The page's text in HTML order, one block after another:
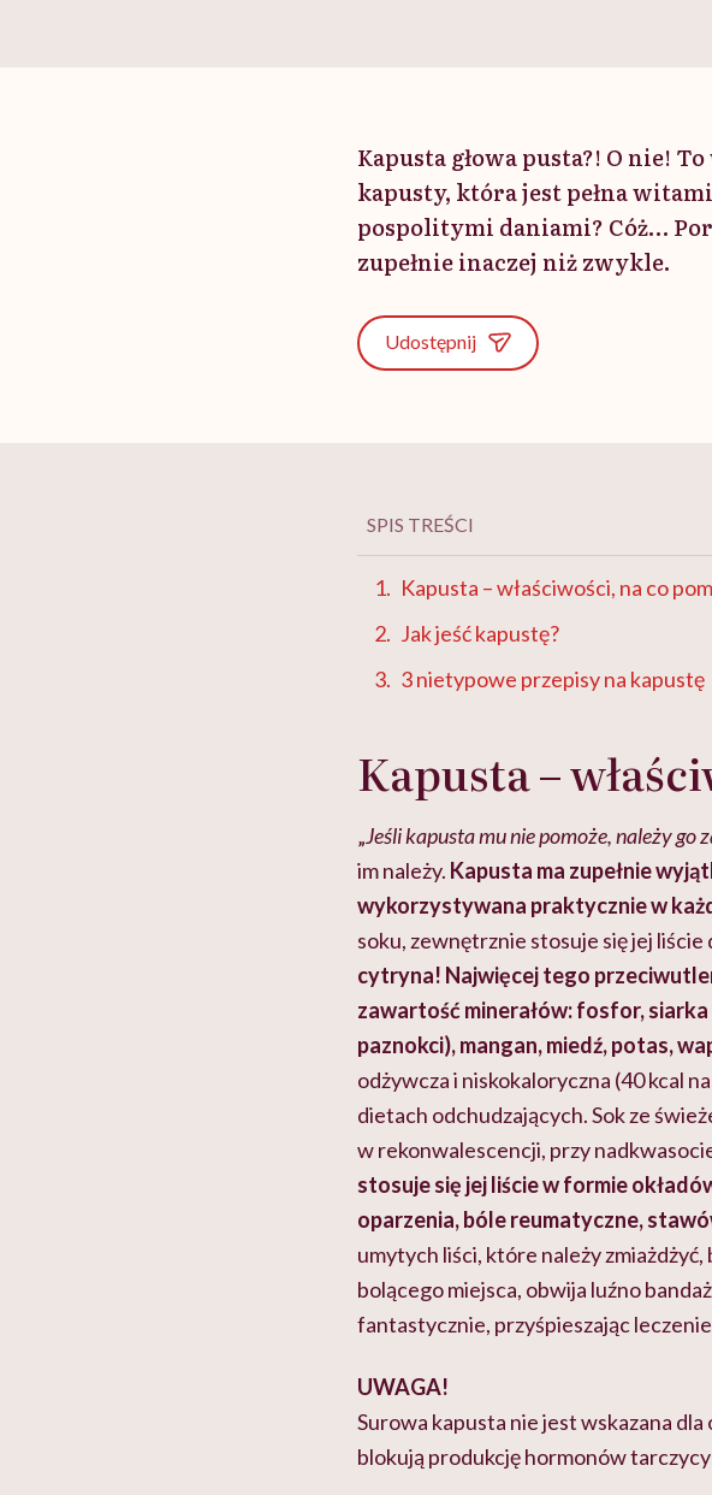
Kapusta głowa pusta?! O nie!
kapusty, która jest pełna
pospolitymi daniami? Cóż…
zupełnie inaczej niż zwykle.
Udostępnij
SPIS TREŚCI
Kapusta – właściwości, na co
Jak jeść kapustę?
3 nietypowe przepisy na kapustę
Kapusta –
„Jeśli kapusta mu nie pomoże, należy go
im należy. Kapusta ma zupełnie
wykorzystywana praktycznie w
soku, zewnętrznie stosuje się jej liście
cytryna! Najwięcej tego
zawartość minerałów: fosfor,
paznokci), mangan, miedź, potas,
odżywcza i niskokaloryczna (40 kcal
dietach odchudzających. Sok ze
w rekonwalescencji, przy
stosuje się jej liście w formie
oparzenia, bóle reumatyczne,
umytych liści, które należy zmiażdżyć,
bolącego miejsca, obwija luźno
fantastycznie, przyśpieszając
UWAGA!
Surowa kapusta nie jest wskazana
blokują produkcję hormonów